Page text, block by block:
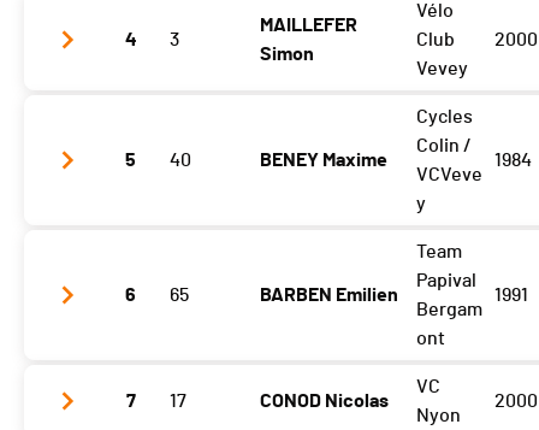
08:43
Tour 3 08:34
Tour 6 08:52
4 3
MAILLEFER
Simon
Vélo
Club
Vevey
2000
Tour 4
5 40 BENEY Maxime
Cycles
Colin /
VCVeve
y
1984
Tour 4
Tour 6
6 65 BARBEN Emilien
Team
Papival
Bergam
ont
1991
Tour 3 08:58
7 17 CONOD Nicolas
VC
Nyon
2000